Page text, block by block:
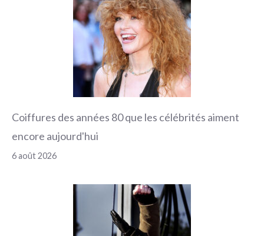
Coiffures des années 80 que les célébrités aiment
encore aujourd'hui
6 août 2026